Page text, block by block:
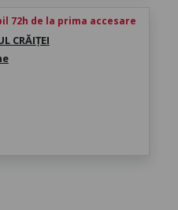
72h de la prima accesare
CRĂIȚEI